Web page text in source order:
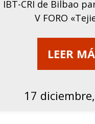
IBT-CRI de Bilbao
V FORO
LEER
17